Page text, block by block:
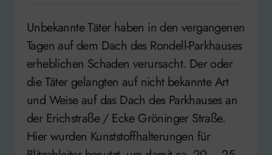
Unbekannte Täter haben in den vergangenen
Tagen auf dem Dach des Rondell-Parkhauses
erheblichen Schaden verursacht. Der oder
die Täter gelangten auf nicht bekannte Art
und Weise auf das Dach des Parkhauses an
der Erichstraße / Ecke Gröninger Straße.
Hier wurden Kunststoffhalterungen für